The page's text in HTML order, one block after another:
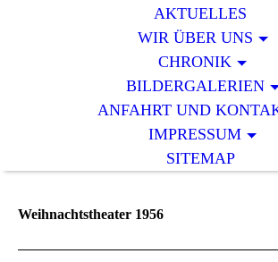
AKTUELLES
WIR ÜBER UNS
CHRONIK
BILDERGALERIEN
ANFAHRT UND
IMPRESSUM
SITEMAP
Weihnachtstheater 1956